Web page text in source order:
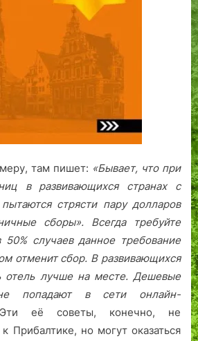
там пишет: «Бывает, что при
в развивающихся странах с
стрясти пару долларов
сборы». Всегда требуйте
случаев данное требование
отменит сбор. В развивающихся
отель лучше на месте. Дешевые
попадают в сети онлайн-
её советы, конечно, не
Прибалтике, но могут оказаться